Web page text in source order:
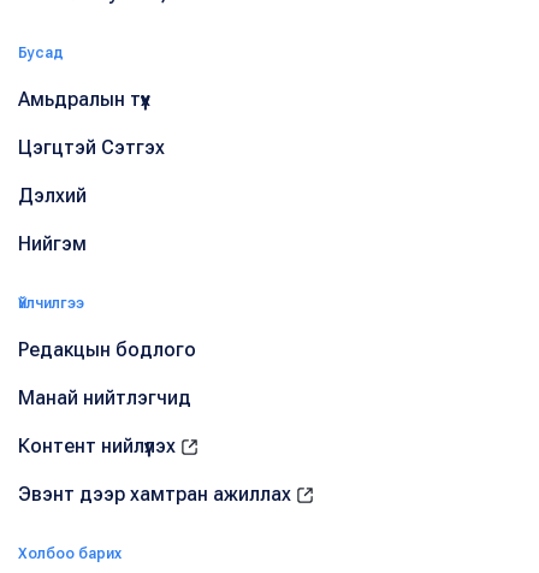
Бусад
Амьдралын түүх
Цэгцтэй Сэтгэх
Дэлхий
Нийгэм
Үйлчилгээ
Редакцын бодлого
Манай нийтлэгчид
Контент нийлүүлэх
Эвэнт дээр хамтран ажиллах
Холбоо барих